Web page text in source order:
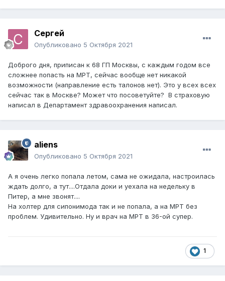
Cергей
Опубликовано 5 Октября 2021
Доброго дня, приписан к 68 ГП Москвы, с каждым годом все
сложнее попасть на МРТ, сейчас вообще нет никакой
возможности (направление есть талонов нет). Это у всех всех
сейчас так в Москве? Может что посоветуйте? В страховую
написал в Департамент здравоохранения написал.
aliens
Опубликовано 5 Октября 2021
А я очень легко попала летом, сама не ожидала, настроилась
ждать долго, а тут....Отдала доки и уехала на недельку в
Питер, а мне звонят....
На холтер для сипонимода так и не попала, а на МРТ без
проблем. Удивительно. Ну и врач на МРТ в 36-ой супер.
1